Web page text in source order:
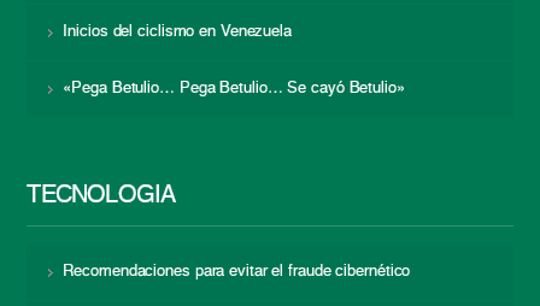
Inicios del ciclismo en Venezuela
«Pega Betulio… Pega Betulio… Se cayó Betulio»
TECNOLOGÍA
Recomendaciones para evitar el fraude cibernético